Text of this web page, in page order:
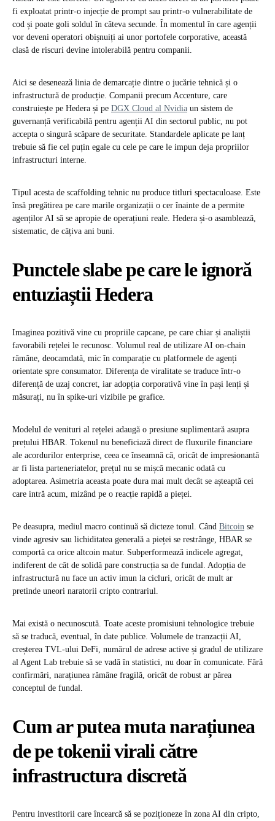
fi exploatat printr-o injecție de prompt sau printr-o vulnerabilitate de
cod și poate goli soldul în câteva secunde. În momentul în care agenții
vor deveni operatori obișnuiți ai unor portofele corporative, această
clasă de riscuri devine intolerabilă pentru companii.
Aici se desenează linia de demarcație dintre o jucărie tehnică și o
infrastructură de producție. Companii precum Accenture, care
construiește pe Hedera și pe DGX Cloud al Nvidia un sistem de
guvernanță verificabilă pentru agenții AI din sectorul public, nu pot
accepta o singură scăpare de securitate. Standardele aplicate pe lanț
trebuie să fie cel puțin egale cu cele pe care le impun deja propriilor
infrastructuri interne.
Tipul acesta de scaffolding tehnic nu produce titluri spectaculoase. Este
însă pregătirea pe care marile organizații o cer înainte de a permite
agenților AI să se apropie de operațiuni reale. Hedera și-o asamblează,
sistematic, de câțiva ani buni.
Punctele slabe pe care le ignoră
entuziaștii Hedera
Imaginea pozitivă vine cu propriile capcane, pe care chiar și analiștii
favorabili rețelei le recunosc. Volumul real de utilizare AI on-chain
rămâne, deocamdată, mic în comparație cu platformele de agenți
orientate spre consumator. Diferența de viralitate se traduce într-o
diferență de uzaj concret, iar adopția corporativă vine în pași lenți și
măsurați, nu în spike-uri vizibile pe grafice.
Modelul de venituri al rețelei adaugă o presiune suplimentară asupra
prețului HBAR. Tokenul nu beneficiază direct de fluxurile financiare
ale acordurilor enterprise, ceea ce înseamnă că, oricât de impresionantă
ar fi lista parteneriatelor, prețul nu se mișcă mecanic odată cu
adoptarea. Asimetria aceasta poate dura mai mult decât se așteaptă cei
care intră acum, mizând pe o reacție rapidă a pieței.
Pe deasupra, mediul macro continuă să dicteze tonul. Când Bitcoin se
vinde agresiv sau lichiditatea generală a pieței se restrânge, HBAR se
comportă ca orice altcoin matur. Subperformează indicele agregat,
indiferent de cât de solidă pare construcția sa de fundal. Adopția de
infrastructură nu face un activ imun la cicluri, oricât de mult ar
pretinde uneori naratorii cripto contrariul.
Mai există o necunoscută. Toate aceste promisiuni tehnologice trebuie
să se traducă, eventual, în date publice. Volumele de tranzacții AI,
creșterea TVL-ului DeFi, numărul de adrese active și gradul de utilizare
al Agent Lab trebuie să se vadă în statistici, nu doar în comunicate. Fără
confirmări, narațiunea rămâne fragilă, oricât de robust ar părea
conceptul de fundal.
Cum ar putea muta narațiunea
de pe tokenii virali către
infrastructura discretă
Pentru investitorii care încearcă să se poziționeze în zona AI din cripto,